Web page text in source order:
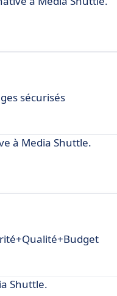
sécurisés
à Media Shuttle.
Shuttle.